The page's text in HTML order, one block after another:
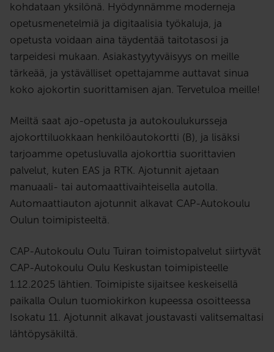
kohdataan yksilönä. Hyödynnämme moderneja
opetusmenetelmiä ja digitaalisia työkaluja, ja
opetusta voidaan aina täydentää taitotasosi ja
tarpeidesi mukaan. Asiakastyytyväisyys on meille
tärkeää, ja ystävälliset opettajamme auttavat sinua
koko ajokortin suorittamisen ajan. Tervetuloa meille!
Meiltä saat ajo-opetusta ja autokoulukursseja
ajokorttiluokkaan henkilöautokortti (B), ja lisäksi
tarjoamme opetusluvalla ajokorttia suorittavien
palvelut, kuten EAS ja RTK. Ajotunnit ajetaan
manuaali- tai automaattivaihteisella autolla.
Automaattiauton ajotunnit alkavat CAP-Autokoulu
Oulun toimipisteeltä.
CAP-Autokoulu Oulu Tuiran toimistopalvelut siirtyvät
CAP-Autokoulu Oulu Keskustan toimipisteelle
1.12.2025 lähtien. Toimipiste sijaitsee keskeisellä
paikalla Oulun tuomiokirkon kupeessa osoitteessa
Isokatu 11. Ajotunnit alkavat joustavasti valitsemaltasi
lähtöpysäkiltä.